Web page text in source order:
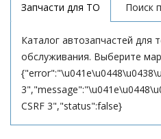
Запчасти для ТО Поиск
Каталог автозапчастей для
обслуживания. Выберите
CSRF 3","status":false}